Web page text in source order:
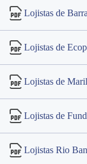
Lojistas de
Lojistas de
Lojistas de
Lojistas de
Lojistas Rio